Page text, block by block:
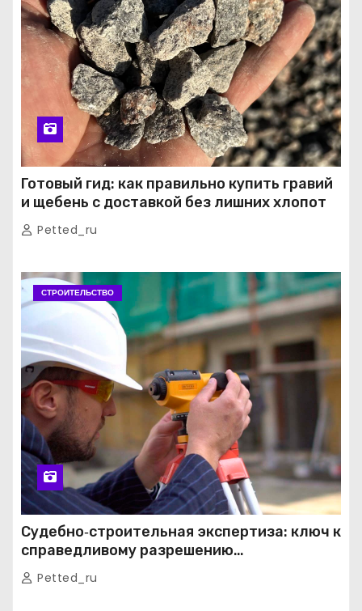
Готовый гид: как правильно купить гравий
и щебень с доставкой без лишних хлопот
Petted_ru
СТРОИТЕЛЬСТВО
Судебно‑строительная экспертиза: ключ к
справедливому разрешению
строительных споров
Petted_ru